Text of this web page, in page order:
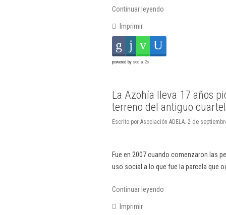
Continuar leyendo
Imprimir
powered by social2s
La Azohía lleva 17 años
terreno del antiguo cuartel
Escrito por Asociación ADELA. 2 de
Fue en 2007 cuando comenzaron las
uso social a lo que fue la parcela que
Continuar leyendo
Imprimir